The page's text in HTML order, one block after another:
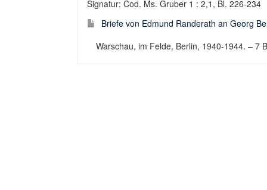
Signatur: Cod. Ms. Gruber 1 : 2,1, Bl. 226-234
Briefe von Edmund Randerath an Georg
Warschau, im Felde, Berlin, 1940-1944. – 7